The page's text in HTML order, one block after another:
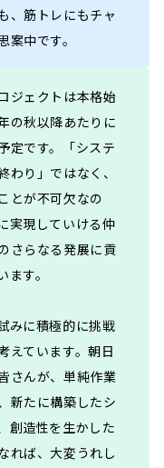
、筋トレにもチャ
案中です。
ジェクトは本格始
の秋以降あたりに
定です。「システ
わり」ではなく、
とが不可欠なの
実現していける仲
さらなる発展に貢
す。
みに積極的に挑戦
えています。朝日
さんが、単純作業
新たに構築したシ
創造性を生かした
れば、大変うれし